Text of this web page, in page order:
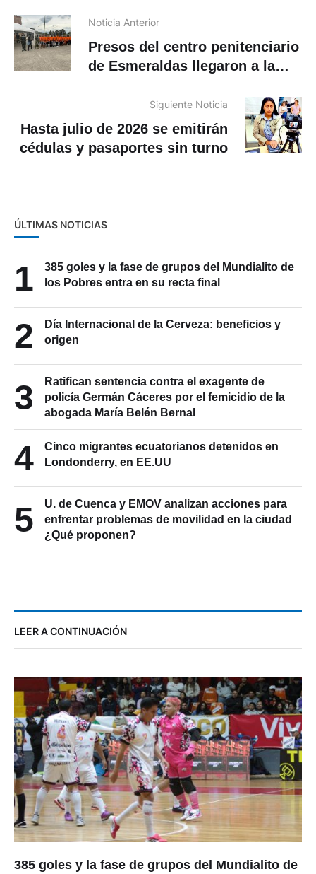
Noticia Anterior
Presos del centro penitenciario
de Esmeraldas llegaron a la
Siguiente Noticia
Hasta julio de 2026 se emitirán
cédulas y pasaportes sin turno
ÚLTIMAS NOTICIAS
1
385 goles y la fase de grupos del Mundialito de
los Pobres entra en su recta final
2
Día Internacional de la Cerveza: beneficios y
origen
3
Ratifican sentencia contra el exagente de
policía Germán Cáceres por el femicidio de la
abogada María Belén Bernal
4
Cinco migrantes ecuatorianos detenidos en
Londonderry, en EE.UU
5
U. de Cuenca y EMOV analizan acciones para
enfrentar problemas de movilidad en la ciudad
¿Qué proponen?
LEER A CONTINUACIÓN
385 goles y la fase de grupos del Mundialito de